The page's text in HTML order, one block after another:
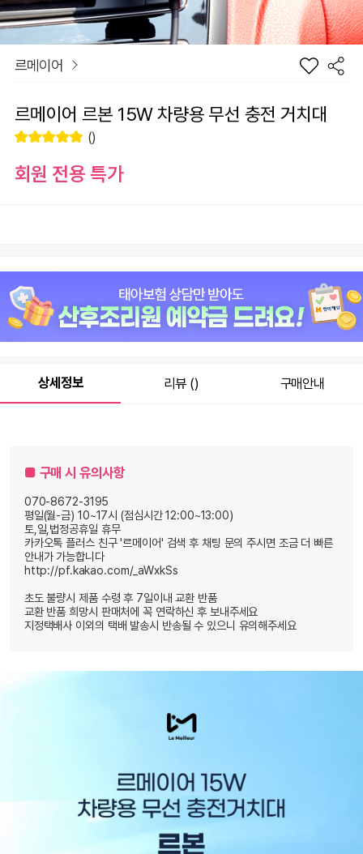
르메이어
르메이어 르본 15W 차량용 무선 충전 거치대
()
회원 전용 특가
치대
추가 송풍구
마운트
추가 구성품
추가 케이블
총 상품 금액
바
니
선
하
기
상세정보 리뷰 () 구매안내
■ 구매 시 유의사항
070-8672-3195
평일(월-금) 10~17시 (점심시간 12:00~13:00)
토,일,법정공휴일 휴무
카카오톡 플러스 친구 '르메이어' 검색 후 채팅 문의 주시면 조금 더 빠른
안내가 가능합니다
http://pf.kakao.com/_aWxkSs
초도 불량시 제품 수령 후 7일이내 교환 반품
교환 반품 희망시 판매처에 꼭 연락하신 후 보내주세요
지정택배사 이외의 택배 발송시 반송될 수 있으니 유의해주세요